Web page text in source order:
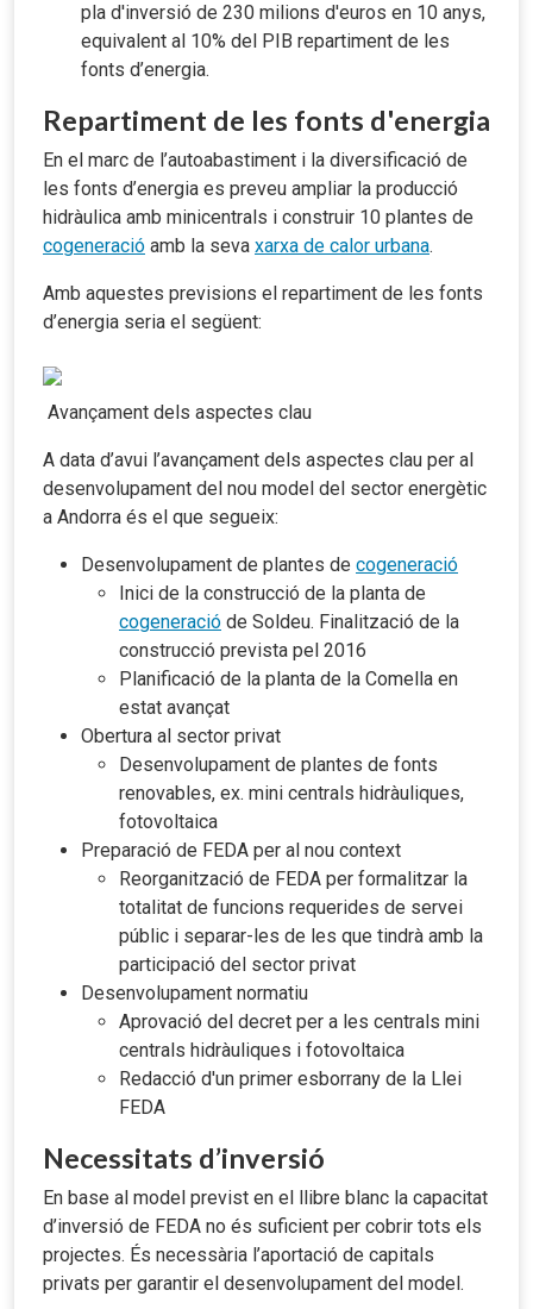
pla d'inversió de 230 milions d'euros en 10 anys,
equivalent al 10% del PIB repartiment de les
fonts d’energia.
Repartiment de les fonts d'energia
En el marc de l’autoabastiment i la diversificació de
les fonts d’energia es preveu ampliar la producció
hidràulica amb minicentrals i construir 10 plantes de
cogeneració amb la seva xarxa de calor urbana.
Amb aquestes previsions el repartiment de les fonts
d’energia seria el següent:
Avançament dels aspectes clau
A data d’avui l’avançament dels aspectes clau per al
desenvolupament del nou model del sector energètic
a Andorra és el que segueix:
Desenvolupament de plantes de cogeneració
Inici de la construcció de la planta de
cogeneració de Soldeu. Finalització de la
construcció prevista pel 2016
Planificació de la planta de la Comella en
estat avançat
Obertura al sector privat
Desenvolupament de plantes de fonts
renovables, ex. mini centrals hidràuliques,
fotovoltaica
Preparació de FEDA per al nou context
Reorganització de FEDA per formalitzar la
totalitat de funcions requerides de servei
públic i separar-les de les que tindrà amb la
participació del sector privat
Desenvolupament normatiu
Aprovació del decret per a les centrals mini
centrals hidràuliques i fotovoltaica
Redacció d'un primer esborrany de la Llei
FEDA
Necessitats d’inversió
En base al model previst en el llibre blanc la capacitat
d’inversió de FEDA no és suficient per cobrir tots els
projectes. És necessària l’aportació de capitals
privats per garantir el desenvolupament del model.